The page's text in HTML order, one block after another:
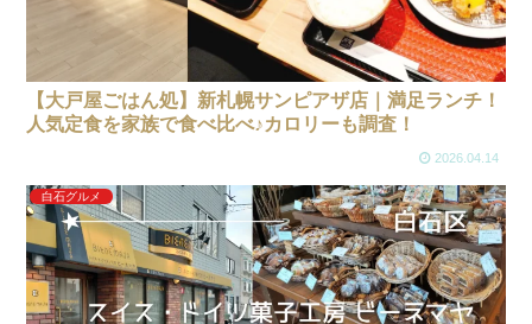
【大戸屋ごはん処】新札幌サンピアザ店｜満足ランチ！
人気定食を家族で食べ比べ♪カロリーも調査！
2026.04.14
白石グルメ